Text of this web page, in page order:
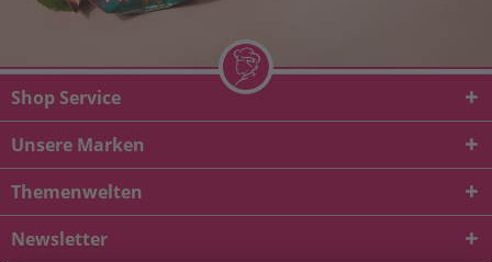
Shop Service
Unsere Marken
Themenwelten
Newsletter